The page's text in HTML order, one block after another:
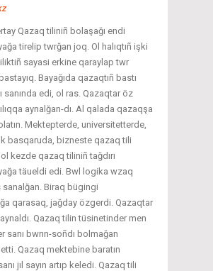
Qazaq tiliniñ bolaşağı endi
tirelip twrğan joq. Ol halıqtıñ işki
sayasi erkine qaraylap twr
Bayağıda qazaqtıñ bastı
sanında edi, ol ras. Qazaqtar öz
aynalğan-dı. Al qalada qazaqşa
Mektepterde, universitetterde,
basqaruda, bizneste qazaq tili
kezde qazaq tiliniñ tağdırı
täueldi edi. Bwl logika wzaq
sanalğan. Biraq bügingi
qarasaq, jağday özgerdi. Qazaqtar
Qazaq tilin tüsinetinder men
sanı bwrın-soñdı bolmağan
Qazaq mektebine baratın
jıl sayın artıp keledi. Qazaq tili